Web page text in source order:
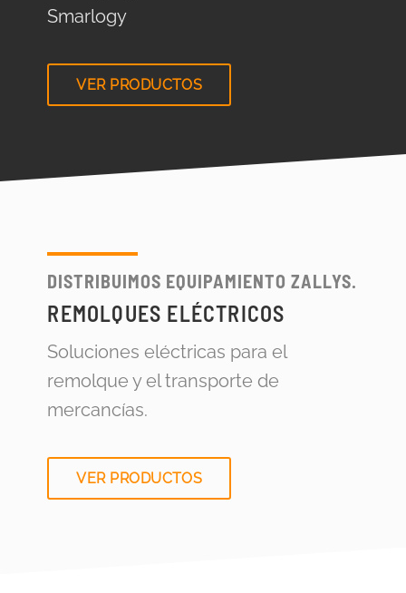
Smarlogy
VER PRODUCTOS
DISTRIBUIMOS EQUIPAMIENTO ZALLYS.
REMOLQUES ELÉCTRICOS
Soluciones eléctricas para el
remolque y el transporte de
mercancías.
VER PRODUCTOS